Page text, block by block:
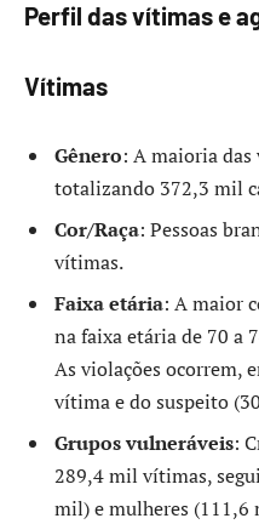
Perfil das vítimas e
Vítimas
Gênero: A maioria
totalizando 372,3 mil
Cor/Raça: Pessoas
vítimas.
Faixa etária: A maior
na faixa etária de 70 a
As violações ocorrem,
vítima e do suspeito
Grupos vulneráveis:
289,4 mil vítimas,
mil) e mulheres